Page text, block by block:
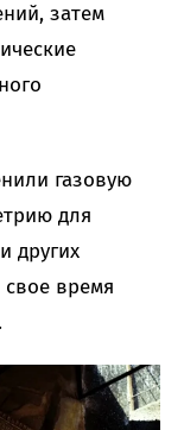
затем
газовую
для
других
свое время